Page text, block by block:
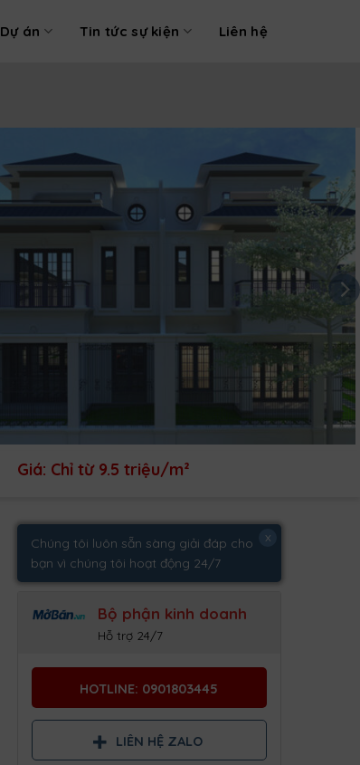
Dự án Tin tức sự kiện Liên hệ
Giá: Chỉ từ 9.5 triệu/m²
Chúng tôi luôn sẵn sàng giải đáp cho
bạn vì chúng tôi hoạt động 24/7
x
Bộ phận kinh doanh
Hỗ trợ 24/7
HOTLINE: 0901803445
LIÊN HỆ ZALO